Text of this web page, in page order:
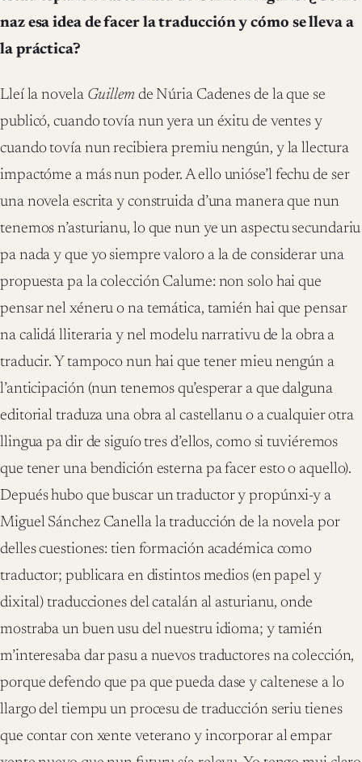
naz esa idea de facer la traducción y cómo se lleva a
la práctica?
Lleí la novela Guillemde Núria Cadenes de la que se
publicó, cuando tovía nun yera un éxitu de ventes y
cuando tovía nun recibiera premiu nengún, y la llectura
impactóme a más nun poder. A ello unióse’l fechu de ser
una novela escrita y construida d’una manera que nun
tenemos n’asturianu, lo que nun ye un aspectu secundariu
pa nada y que yo siempre valoro a la de considerar una
propuesta pa la colección Calume: non solo hai que
pensar nel xéneru o na temática, tamién hai que pensar
na calidá lliteraria y nel modelu narrativu de la obra a
traducir. Y tampoco nun hai que tener mieu nengún a
l’anticipación (nun tenemos qu’esperar a que dalguna
editorial traduza una obra al castellanu o a cualquier otra
llingua pa dir de siguío tres d’ellos, como si tuviéremos
que tener una bendición esterna pa facer esto o aquello).
Depués hubo que buscar un traductor y propúnxi-y a
Miguel Sánchez Canella la traducción de la novela por
delles cuestiones: tien formación académica como
traductor; publicara en distintos medios (en papel y
dixital) traducciones del catalán al asturianu, onde
mostraba un buen usu del nuestru idioma; y tamién
m’interesaba dar pasu a nuevos traductores na colección,
porque defendo que pa que pueda dase y caltenese a lo
llargo del tiempu un procesu de traducción seriu tienes
que contar con xente veterano y incorporar al empar